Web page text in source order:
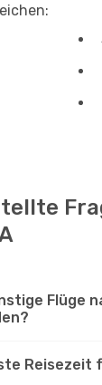
Flüge
Reisezeit